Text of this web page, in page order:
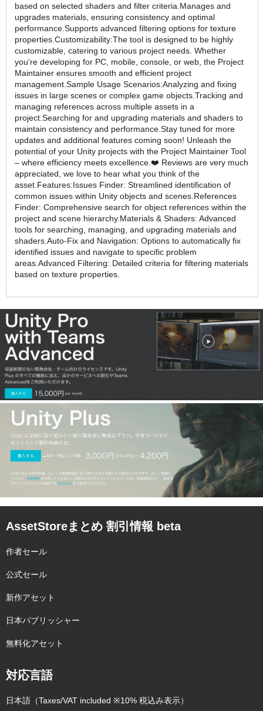
based on selected shaders and filter criteria.Manages and
upgrades materials, ensuring consistency and optimal
performance.Supports advanced filtering options for texture
properties.Customizability:The tool is designed to be highly
customizable, catering to various project needs. Whether
you're developing for PC, mobile, console, or web, the Project
Maintainer ensures smooth and efficient project
management.Sample Usage Scenarios:Analyzing and fixing
issues in large scenes or complex game objects.Tracking and
managing references across multiple assets in a
project.Searching for and upgrading materials and shaders to
maintain consistency and performance.Stay tuned for more
updates and additional features coming soon! Unleash the
potential of your Unity projects with the Project Maintainer Tool
– where efficiency meets excellence.❤️ Reviews are very much
appreciated, we love to hear what you think of the
asset.Features:Issues Finder: Streamlined identification of
common issues within Unity objects and scenes.References
Finder: Comprehensive search for object references within the
project and scene hierarchy.Materials & Shaders: Advanced
tools for searching, managing, and upgrading materials and
shaders.Auto-Fix and Navigation: Options to automatically fix
identified issues and navigate to specific problem
areas.Advanced Filtering: Detailed criteria for filtering materials
based on texture properties.
AssetStoreまとめ 割引情報 beta
作者セール
公式セール
新作アセット
日本パブリッシャー
無料化アセット
対応言語
日本語（Taxes/VAT included ※10% 税込み表示）